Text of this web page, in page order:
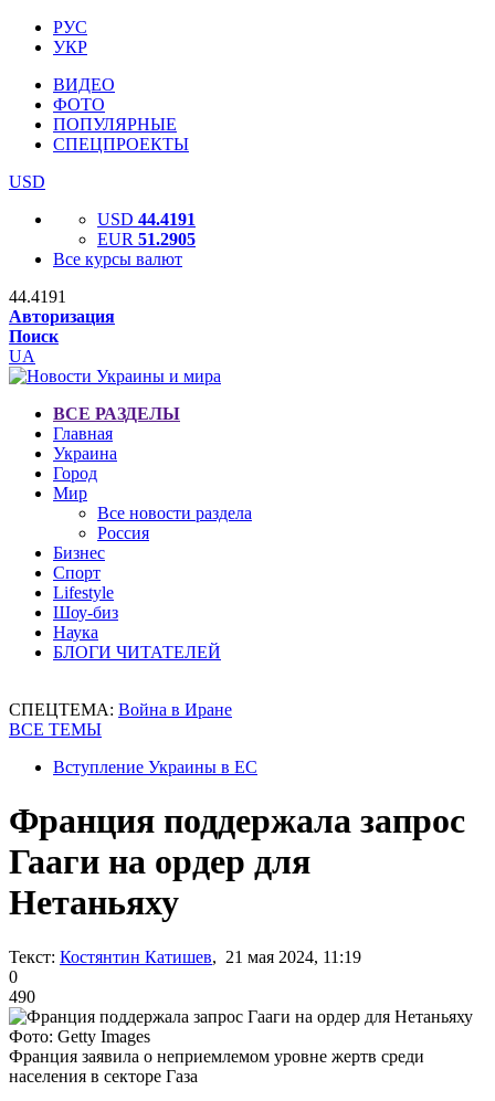
РУС
УКР
ВИДЕО
ФОТО
ПОПУЛЯРНЫЕ
СПЕЦПРОЕКТЫ
USD
USD 44.4191
EUR 51.2905
Все курсы валют
44.4191
Авторизация
Поиск
UA
ВСЕ РАЗДЕЛЫ
Главная
Украина
Город
Мир
Все новости раздела
Россия
Бизнес
Спорт
Lifestyle
Шоу-биз
Наука
БЛОГИ ЧИТАТЕЛЕЙ
СПЕЦТЕМА: Война в Иране
ВСЕ ТЕМЫ
Вступление Украины в ЕС
Франция поддержала запрос
Гааги на ордер для
Нетаньяху
Текст: Костянтин Катишев, 21 мая 2024, 11:19
0
490
Фото: Getty Images
Франция заявила о неприемлемом уровне жертв среди
населения в секторе Газа